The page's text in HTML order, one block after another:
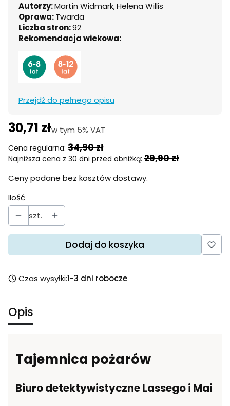
Autorzy:Martin Widmark,Helena Willis
Oprawa:Twarda
Liczba stron:92
Rekomendacja wiekowa:
Przejdź do pełnego opisu
30,71 złw tym 5% VAT
w tym 5% VAT
Cena regularna: 34,90 zł
Najniższa cena z 30 dni przed obniżką: 29,90 zł
Ceny podane bez kosztów dostawy.
Ilość
szt.
Dodaj do koszyka
Czas wysyłki:1-3 dni robocze
Opis
Tajemnica pożarów
Biuro detektywistyczne Lassego i Mai